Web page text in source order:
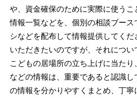
や、資金確保のために実際に使う
情報一覧などを、個別の相談ブース
シなどを配布して情報提供してく
いただきたいのですが、それについ
こどもの居場所の立ち上げに当た
などの情報は、重要であると認識
の情報を分かりやすくまとめ、丁寧